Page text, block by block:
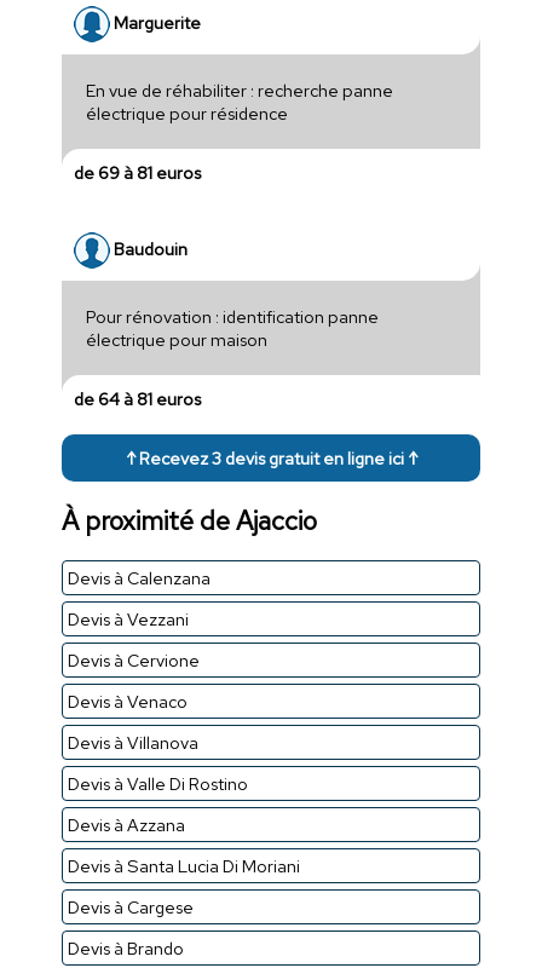
Marguerite
En vue de réhabiliter : recherche panne
électrique pour résidence
de 69 à 81 euros
Baudouin
Pour rénovation : identification panne
électrique pour maison
de 64 à 81 euros
↑ Recevez 3 devis gratuit en ligne ici ↑
À proximité de Ajaccio
Devis à Calenzana
Devis à Vezzani
Devis à Cervione
Devis à Venaco
Devis à Villanova
Devis à Valle Di Rostino
Devis à Azzana
Devis à Santa Lucia Di Moriani
Devis à Cargese
Devis à Brando